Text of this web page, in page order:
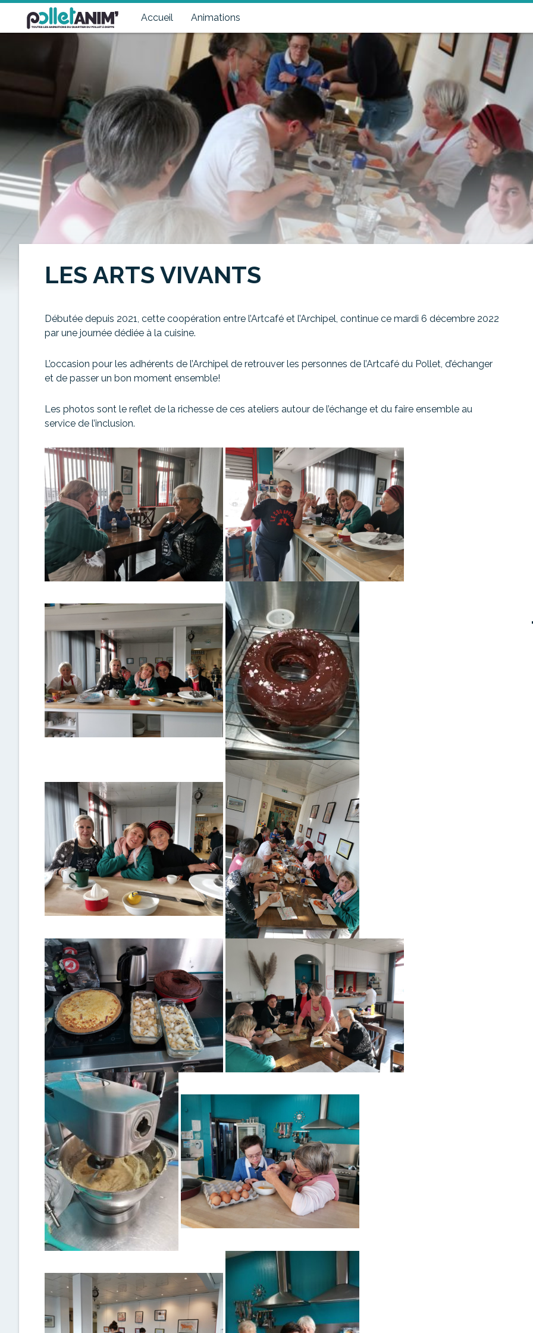
Accueil Animations
Pollet Anim'
Toutes les animations du quartier du Pollet à Dieppe
LES ARTS VIVANTS
Débutée depuis 2021, cette coopération entre l’Artcafé et l’Archipel, continue ce mardi 6 décembre 2022
par une journée dédiée à la cuisine.
L’occasion pour les adhérents de l’Archipel de retrouver les personnes de l’Artcafé du Pollet, d’échanger
et de passer un bon moment ensemble!
Les photos sont le reflet de la richesse de ces ateliers autour de l’échange et du faire ensemble au
service de l’inclusion.